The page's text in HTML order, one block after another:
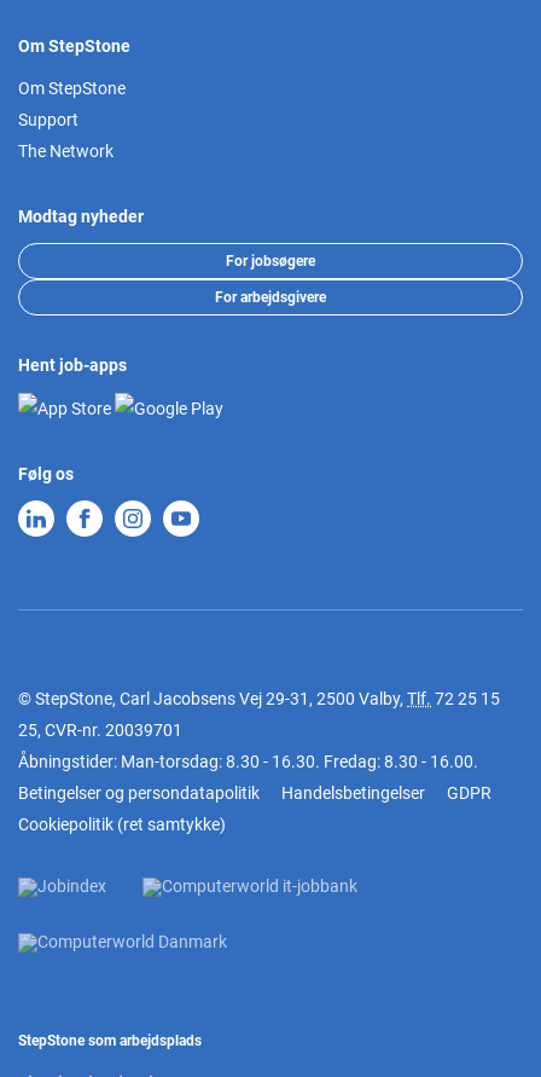
Om StepStone
Om StepStone
Support
The Network
Modtag nyheder
For jobsøgere
For arbejdsgivere
Hent job-apps
Følg os
© StepStone, Carl Jacobsens Vej 29-31, 2500 Valby, Tlf. 72 25 15
25, CVR-nr. 20039701
Åbningstider: Man-torsdag: 8.30 - 16.30. Fredag: 8.30 - 16.00.
Betingelser og persondatapolitik
Handelsbetingelser
GDPR
Cookiepolitik (ret samtykke)
StepStone som arbejdsplads